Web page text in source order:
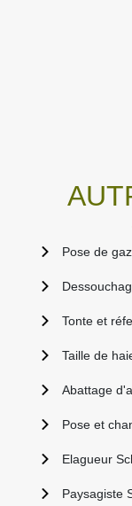
Pose de
Tonte et
Taille de
Abattage
Pose et
Elagueur
Paysagiste